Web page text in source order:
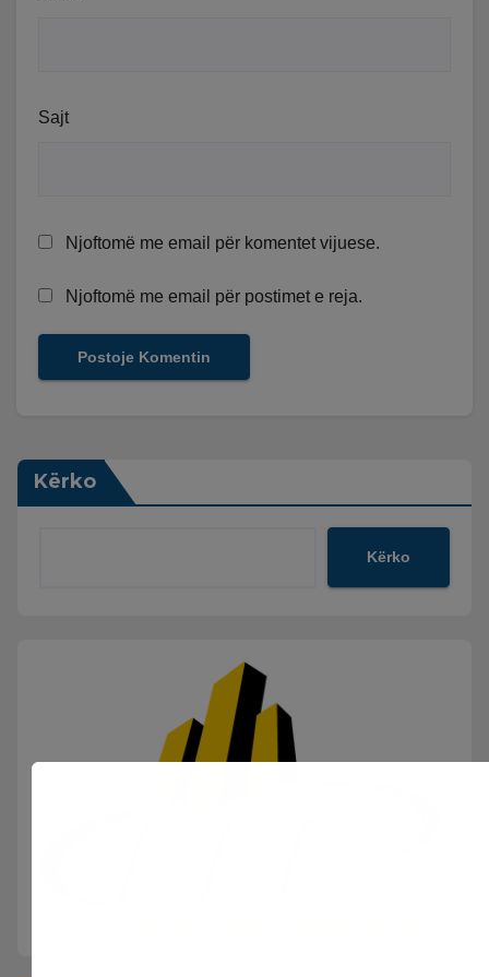
Sajt
Njoftomë me email për komentet vijuese.
Njoftomë me email për postimet e reja.
Kërko
Kërko